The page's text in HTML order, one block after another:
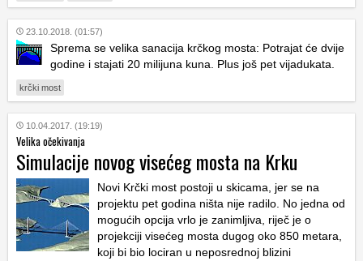
23.10.2018. (01:57)
Sprema se velika sanacija krčkog mosta: Potrajat će dvije
godine i stajati 20 milijuna kuna. Plus još pet vijadukata.
krčki most
10.04.2017. (19:19)
Velika očekivanja
Simulacije novog visećeg mosta na Krku
Novi Krčki most postoji u skicama, jer se na
projektu pet godina ništa nije radilo. No jedna od
mogućih opcija vrlo je zanimljiva, riječ je o
projekciji visećeg mosta dugog oko 850 metara,
koji bi bio lociran u neposrednoj blizini